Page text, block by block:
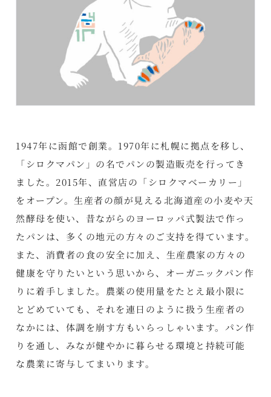
1947年に函館で創業。1970年に札幌に拠点を移し、
「シロクマパン」の名でパンの製造販売を行ってき
ました。2015年、直営店の「シロクマベーカリー」
をオープン。生産者の顔が見える北海道産の小麦や天
然酵母を使い、昔ながらのヨーロッパ式製法で作っ
たパンは、多くの地元の方々のご支持を得ています。
また、消費者の食の安全に加え、生産農家の方々の
健康を守りたいという思いから、オーガニックパン作
りに着手しました。農薬の使用量をたとえ最小限に
とどめていても、それを連日のように扱う生産者の
なかには、体調を崩す方もいらっしゃいます。パン作
りを通し、みなが健やかに暮らせる環境と持続可能
な農業に寄与してまいります。